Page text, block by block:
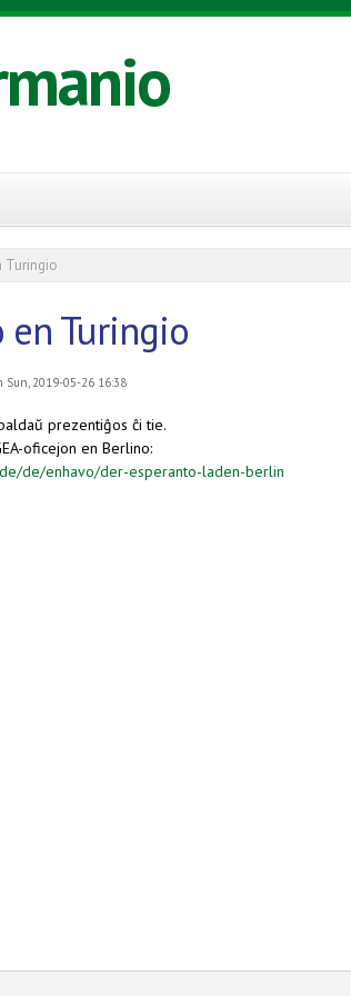
Turingio
en Turingio
Sun, 2019-05-26 16:38
prezentiĝos ĉi tie.
oficejon en Berlino:
de/enhavo/der-esperanto-laden-berlin